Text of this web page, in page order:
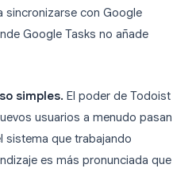
sincronizarse con Google
Google Tasks no añade
simples. El poder de Todoist
usuarios a menudo pasan
que trabajando
es más pronunciada que